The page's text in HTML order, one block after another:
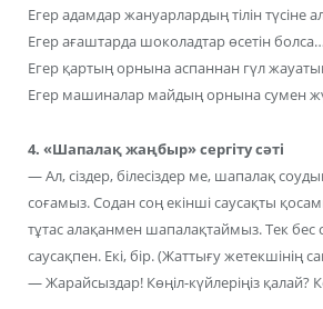
Егер адамдар жануарлардың тілін түсіне
Егер ағаштарда шоколадтар өсетін
Егер қартың орнына аспаннан гүл
Егер машиналар майдың орнына сумен
4. «Шапалақ жаңбыр»сергіту сәті
— Ал, сіздер, білесіздер ме, шапалақ
соғамыз. Содан соң екінші саусақты
тұтас алақанмен шапалақтаймыз. Тек бес
саусақпен. Екі, бір. (Жаттығу жетекшінің
— Жарайсыздар! Көңіл-күйлеріңіз қалай?